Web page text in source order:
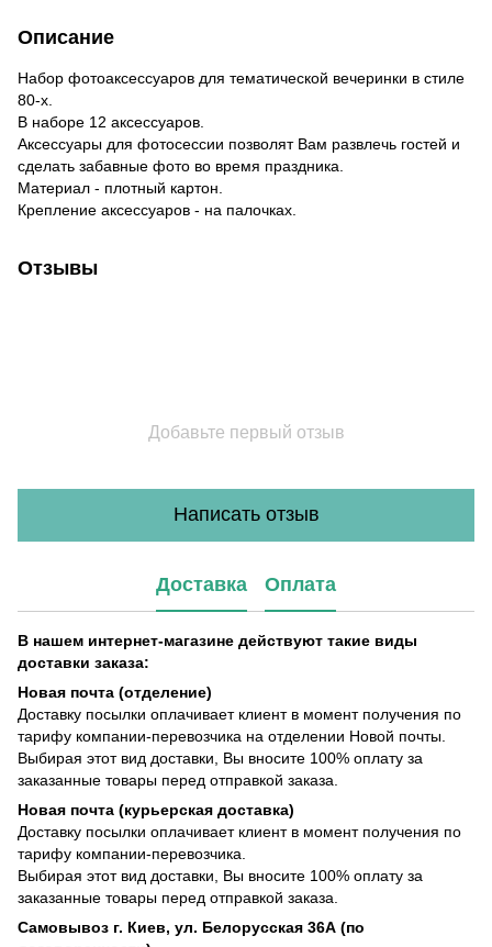
Описание
Набор фотоаксессуаров для тематической вечеринки в стиле
80-х.
В наборе 12 аксессуаров.
Аксессуары для фотосессии позволят Вам развлечь гостей и
сделать забавные фото во время праздника.
Материал - плотный картон.
Крепление аксессуаров - на палочках.
Отзывы
Добавьте первый отзыв
Написать отзыв
Доставка Оплата
В нашем интернет-магазине действуют такие виды
доставки заказа:
Новая почта (отделение)
Доставку посылки оплачивает клиент в момент получения по
тарифу компании-перевозчика на отделении Новой почты.
Выбирая этот вид доставки, Вы вносите 100% оплату за
заказанные товары перед отправкой заказа.
Новая почта (курьерская доставка)
Доставку посылки оплачивает клиент в момент получения по
тарифу компании-перевозчика.
Выбирая этот вид доставки, Вы вносите 100% оплату за
заказанные товары перед отправкой заказа.
Самовывоз г. Киев, ул. Белорусская 36А (по